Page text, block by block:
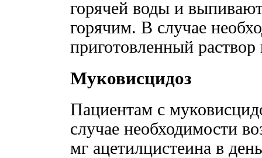
горячей воды и
горячим. В случае
приготовленный раствор
Муковисцидоз
Пациентам с
случае необходимости
мг ацетилцистеина в